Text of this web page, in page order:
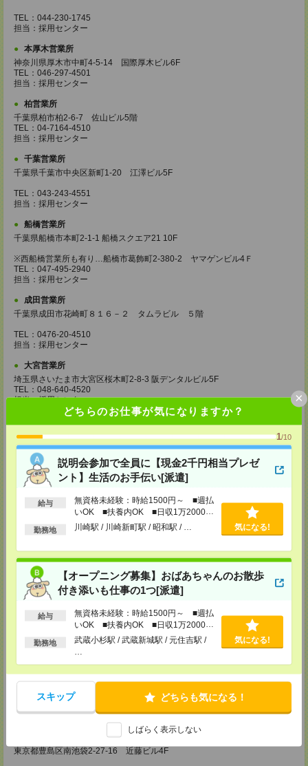
どちらのお仕事が気になりますか？
1/10
説明会参加で全員に【現金2千円相当プレゼ
ント】生活のお手伝い[派遣]
給与
無資格未経験：時給1500円～ ■週払
いOK ■扶養内OK ■日収1万2000円
以上
勤務地 川崎駅 / 川崎新町駅 / 昭和駅 / … 気になる!
【オープニング募集】おばあちゃんのお散歩
付き添いも仕事の1つ[派遣]
給与
無資格未経験：時給1500円～ ■週払
いOK ■扶養内OK ■日収1万2000円
以上
勤務地
武蔵小杉駅 / 武蔵新城駅 / 元住吉駅 /
気になる!
スキップ どちらも気になる！
しばらく表示しない
×
TEL：044-230-1745
担当：採用センター
本厚木営業所
神奈川県厚木市中町4-5-14 国際厚木ビル6F
TEL：046-297-4501
担当：採用センター
柏営業所
千葉県柏市柏2-6-7 佐山ビル5階
TEL：04-7164-4510
担当：採用センター
千葉営業所
千葉県千葉市中央区新町1-20 江澤ビル5F
TEL：043-243-4551
担当：採用センター
船橋営業所
千葉県船橋市本町2-1-1 船橋スクエア21 10F
※西船橋営業所も有り…船橋市葛飾町2-380-2 ヤマゲンビル4Ｆ
TEL：047-495-2940
担当：採用センター
成田営業所
千葉県成田市花崎町８１６－２ タムラビル ５階
TEL：0476-20-4510
担当：採用センター
大宮営業所
埼玉県さいたま市大宮区桜木町2-8-3 阪デンタルビル5F
TEL：048-640-4520
担当：採用センター
埼玉県松山市箭弓町1-6-1 ZONA1 3F
※川越営業所もあり…埼玉県川越市脇田本町11-1 川越シティービル6F
TEL：0493-21-4510
担当：採用センター
埼玉県越谷市南越谷1-16-8 イーストサンビル5 5F
担当：採用センター
錦糸町営業所
東京都墨田区江東橋４－１９－３ 錦糸町ミハマビル 3階
TEL：03-5669-4522
担当：採用センター
〒160－0023
新宿区西新宿1-8-1
新宿ビルディング5Ｆ
担当：採用センター
東京都立川市曙町2-31-15 日住金立川ビル3F
担当：採用センター
東京都豊島区南池袋2-27-16 近藤ビル4F